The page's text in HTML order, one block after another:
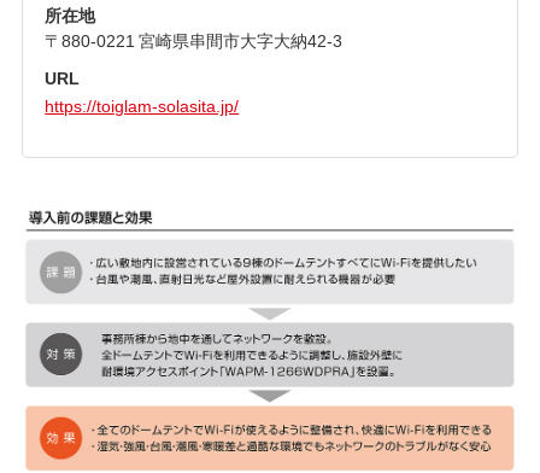
所在地
〒880-0221 宮崎県串間市大字大納42-3
URL
https://toiglam-solasita.jp/